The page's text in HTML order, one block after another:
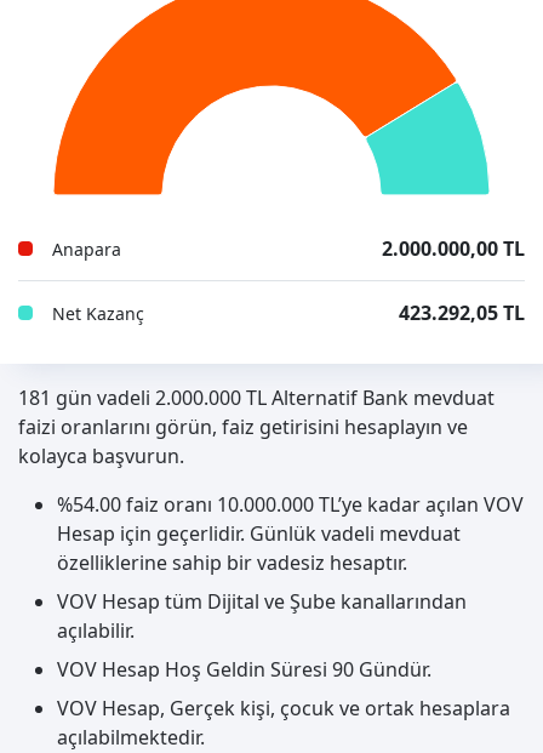
Anapara 2.000.000,00 TL
Net Kazanç 423.292,05 TL
181 gün vadeli 2.000.000 TL Alternatif Bank mevduat
faizi oranlarını görün, faiz getirisini hesaplayın ve
kolayca başvurun.
%54.00 faiz oranı 10.000.000 TL’ye kadar açılan VOV
Hesap için geçerlidir. Günlük vadeli mevduat
özelliklerine sahip bir vadesiz hesaptır.
VOV Hesap tüm Dijital ve Şube kanallarından
açılabilir.
VOV Hesap Hoş Geldin Süresi 90 Gündür.
VOV Hesap, Gerçek kişi, çocuk ve ortak hesaplara
açılabilmektedir.